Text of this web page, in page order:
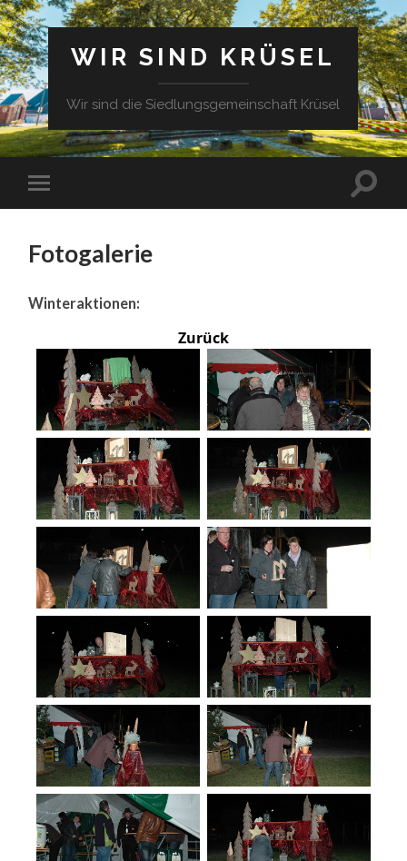
WIR SIND KRÜSEL
Wir sind die Siedlungsgemeinschaft Krüsel
Fotogalerie
Winteraktionen:
Zurück